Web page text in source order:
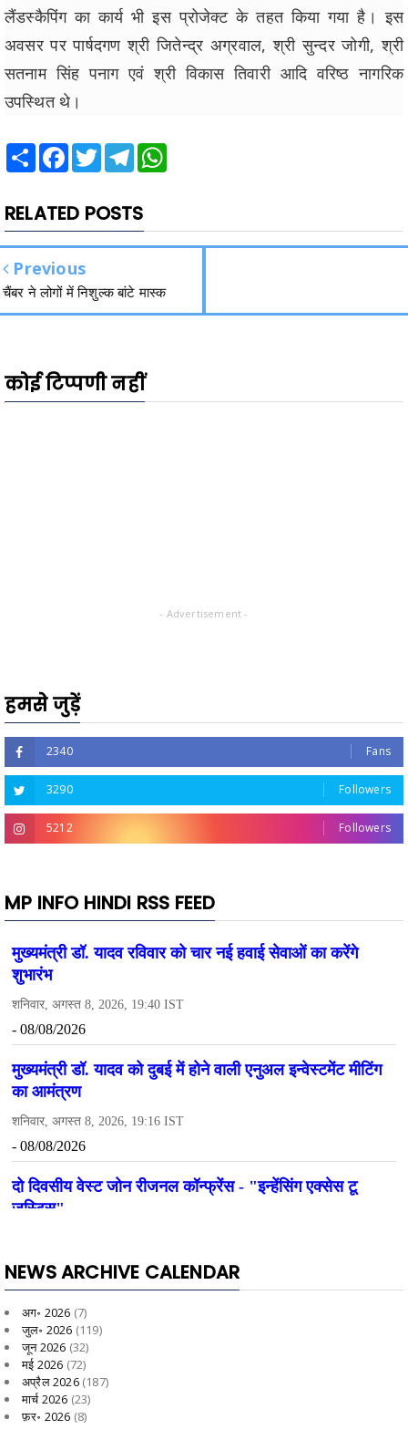
लैंडस्कैपिंग का कार्य भी इस प्रोजेक्ट के तहत किया गया है। इस
अवसर पर पार्षदगण श्री जितेन्द्र अग्रवाल, श्री सुन्दर जोगी, श्री
सतनाम सिंह पनाग एवं श्री विकास तिवारी आदि वरिष्ठ नागरिक
उपस्थित थे।
Share Facebook
TwitterTelegram
RELATED POSTS
Previous
चैंबर ने लोगों में निशुल्क बांटे मास्क
कोई टिप्पणी नहीं
- Advertisement -
हमसे जुड़ें
2340 Fans
3290 Followers
5212 Followers
MP INFO HINDI RSS FEED
NEWS ARCHIVE CALENDAR
अग॰ 2026 (7)
जुल॰ 2026 (119)
जून 2026 (32)
मई 2026 (72)
अप्रैल 2026(187)
मार्च 2026 (23)
फ़र॰ 2026 (8)